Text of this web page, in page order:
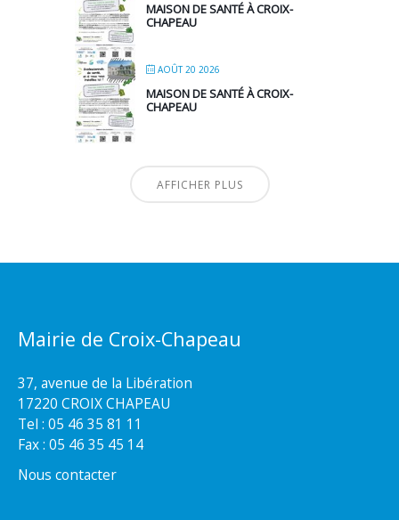
MAISON DE SANTÉ À CROIX-
CHAPEAU
AOÛT 20 2026
MAISON DE SANTÉ À CROIX-
CHAPEAU
AFFICHER PLUS
Mairie de Croix-Chapeau
37, avenue de la Libération
17220 CROIX CHAPEAU
Tel : 05 46 35 81 11
Fax : 05 46 35 45 14
Nous contacter